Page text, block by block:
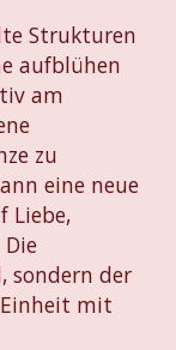
Strukturen
aufblühen
am
zu
eine neue
Liebe,
sondern der
mit